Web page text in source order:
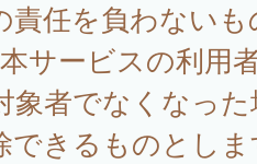
責任を負わないも
サービスの利用
象者でなくなった
きるものとしま